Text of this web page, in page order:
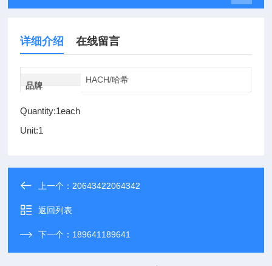
详细介绍 在线留言
品牌
HACH/哈希
Quantity:1each
Unit:1
上一个： 20643422064342
返回列表
下一个： 189641189641